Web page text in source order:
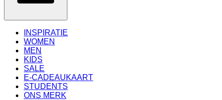
INSPIRATIE
WOMEN
MEN
KIDS
SALE
E-CADEAUKAART
STUDENTS
ONS MERK